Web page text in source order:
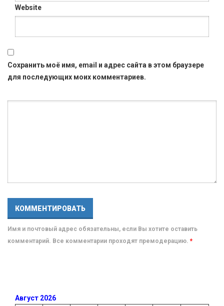
Website
Сохранить моё имя, email и адрес сайта в этом браузере
для последующих моих комментариев.
Имя и почтовый адрес обязательны, если Вы хотите оставить
комментарий. Все комментарии проходят премодерацию. *
Август 2026